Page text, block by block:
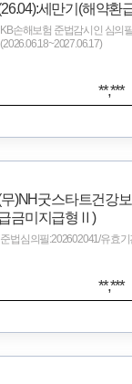
세만기(해약환
KB손해보험 준법감시인 심의
(2026.06.18~2027.06.17)
무)NH굿스타트건강
금미지급형Ⅱ)
준법심의필:202602041/유효